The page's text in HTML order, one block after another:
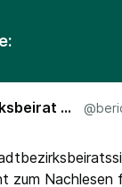
Berichte aus dem Stadtbezirksbeirat Cotta
zum Nachlesen